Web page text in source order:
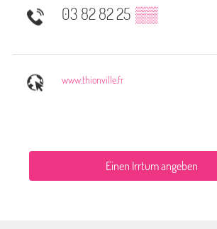
03 82 82 25 ▒▒
www.thionville.fr
Einen Irrtum angeben